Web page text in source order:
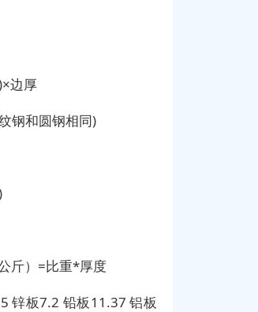
边厚
钢和圆钢相同)
斤）=比重*厚度
锌板7.2 铅板11.37 铝板